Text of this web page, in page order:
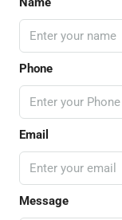
Phone
Email
Message